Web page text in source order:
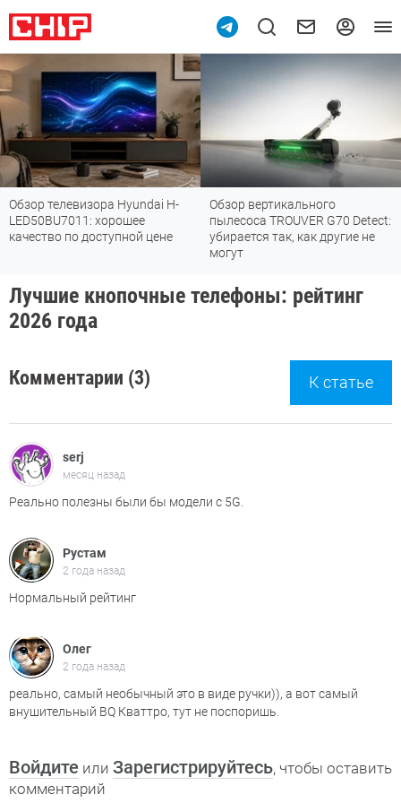
H-
цене
Обзор вертикального
пылесоса TROUVER G70 Detect:
убирается так, как другие не
Топ-8 недорогих
Fi 7: все «плюшки»
стандарта
Лучшие кнопочные телефоны: рейтинг
2026 года
Комментарии (3) К статье
serj
месяц назад
Реально полезны были бы модели с 5G.
Рустам
2 года назад
Нормальный рейтинг
Олег
2 года назад
реально, самый необычный это в виде ручки)), а вот самый
внушительный BQ Кваттро, тут не поспоришь.
Войдите или Зарегистрируйтесь, чтобы оставить
комментарий